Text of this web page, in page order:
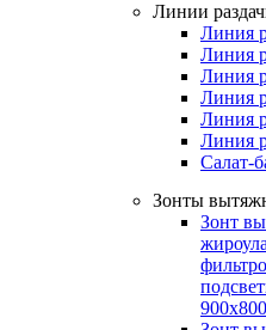
Линии
Линия
Линия
Линия
Линия
Линия
Линия
Салат-
Зонты
Зонт